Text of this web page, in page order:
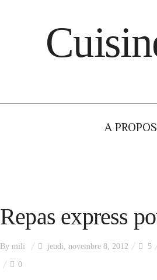
A PROPOS
Repas express
By mili jeudi, novembre 8, 2012 5
0